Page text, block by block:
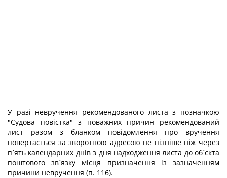
У разі невручення рекомендованого листа з позначкою
"Судова повістка" з поважних причин рекомендований
лист разом з бланком повідомлення про вручення
повертається за зворотною адресою не пізніше ніж через
п´ять календарних днів з дня надходження листа до об´єкта
поштового зв´язку місця призначення із зазначенням
причини невручення (п. 116).